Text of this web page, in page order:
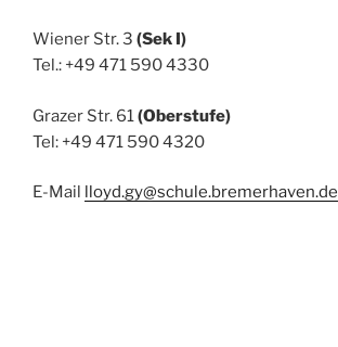
Wiener Str. 3 (Sek I)
Tel.: +49 471 590 4330
Grazer Str. 61 (Oberstufe)
Tel: +49 471 590 4320
E-Mail lloyd.gy@schule.bremerhaven.de